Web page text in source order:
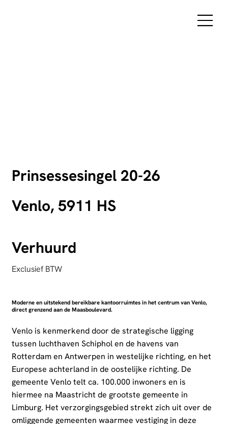
Prinsessesingel 20-26
Venlo, 5911 HS
Verhuurd
Exclusief BTW
Moderne en uitstekend bereikbare kantoorruimtes in het centrum van Venlo,
direct grenzend aan de Maasboulevard.
Venlo is kenmerkend door de strategische ligging
tussen luchthaven Schiphol en de havens van
Rotterdam en Antwerpen in westelijke richting, en het
Europese achterland in de oostelijke richting. De
gemeente Venlo telt ca. 100.000 inwoners en is
hiermee na Maastricht de grootste gemeente in
Limburg. Het verzorgingsgebied strekt zich uit over de
omliggende gemeenten waarmee vestiging in deze